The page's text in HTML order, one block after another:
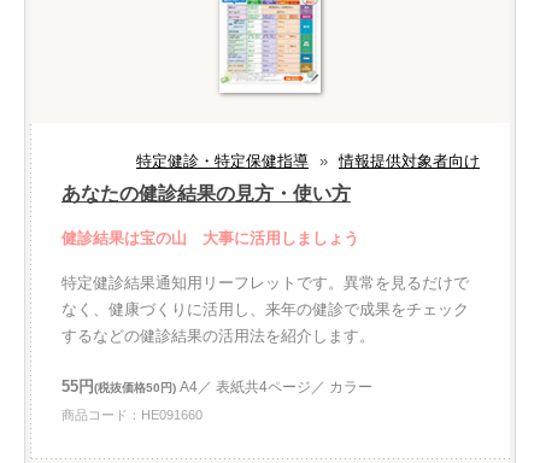
特定健診・特定保健指導 » 情報提供対象者向け
あなたの健診結果の見方・使い方
健診結果は宝の山 大事に活用しましょう
特定健診結果通知用リーフレットです。異常を見るだけで
なく、健康づくりに活用し、来年の健診で成果をチェック
するなどの健診結果の活用法を紹介します。
55円(税抜価格50円) A4／ 表紙共4ページ／ カラー
商品コード：HE091660